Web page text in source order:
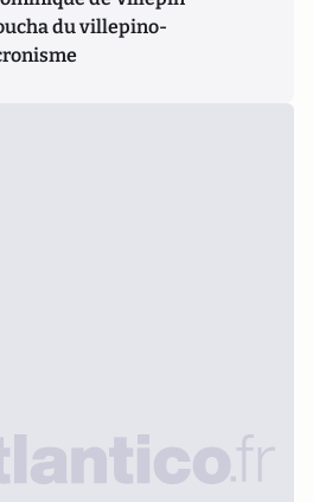
du villepino-